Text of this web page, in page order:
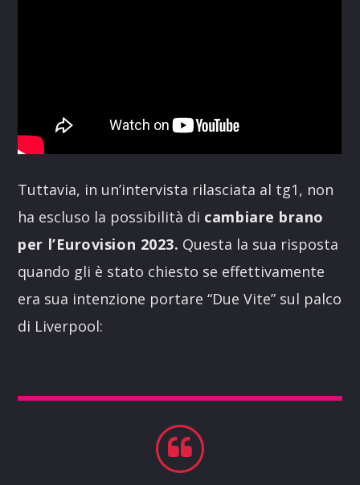
Tuttavia, in un’intervista rilasciata al tg1, non
ha escluso la possibilità di cambiare brano
per l’Eurovision 2023. Questa la sua risposta
quando gli è stato chiesto se effettivamente
era sua intenzione portare “Due Vite” sul palco
di Liverpool: